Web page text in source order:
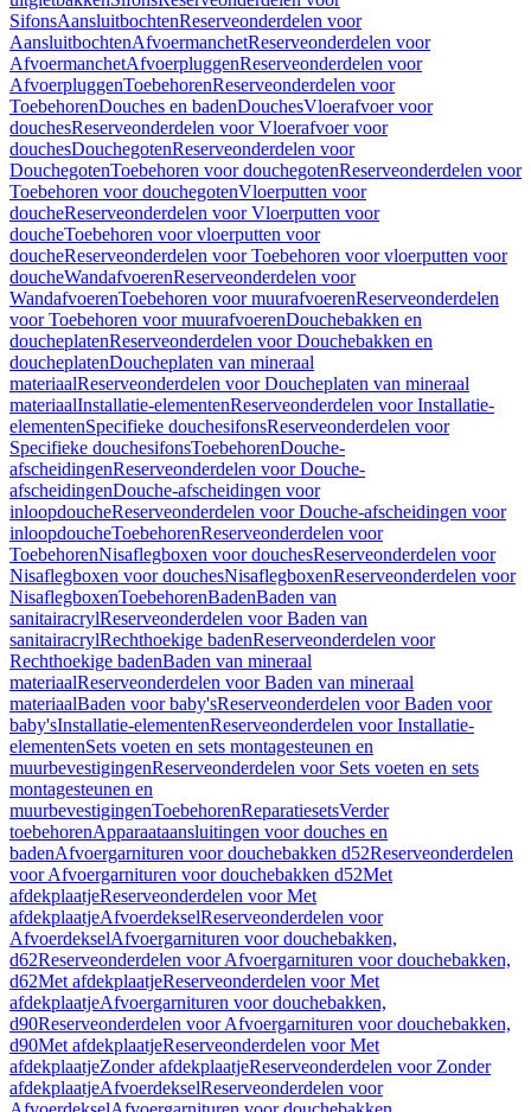
SifonsAansluitbochtenReserveonderdelen voor
AansluitbochtenAfvoermanchetReserveonderdelen voor
AfvoermanchetAfvoerpluggenReserveonderdelen voor
AfvoerpluggenToebehorenReserveonderdelen voor
ToebehorenDouches en badenDouchesVloerafvoer voor
douchesReserveonderdelen voor Vloerafvoer voor
douchesDouchegotenReserveonderdelen voor
DouchegotenToebehoren voor douchegotenReserveonderdelen voor
Toebehoren voor douchegotenVloerputten voor
doucheReserveonderdelen voor Vloerputten voor
doucheToebehoren voor vloerputten voor
doucheReserveonderdelen voor Toebehoren voor vloerputten voor
doucheWandafvoerenReserveonderdelen voor
WandafvoerenToebehoren voor muurafvoerenReserveonderdelen
voor Toebehoren voor muurafvoerenDouchebakken en
doucheplatenReserveonderdelen voor Douchebakken en
doucheplatenDoucheplaten van mineraal
materiaalReserveonderdelen voor Doucheplaten van mineraal
materiaalInstallatie-elementenReserveonderdelen voor Installatie-
elementenSpecifieke douchesifonsReserveonderdelen voor
Specifieke douchesifonsToebehorenDouche-
afscheidingenReserveonderdelen voor Douche-
afscheidingenDouche-afscheidingen voor
inloopdoucheReserveonderdelen voor Douche-afscheidingen voor
inloopdoucheToebehorenReserveonderdelen voor
ToebehorenNisaflegboxen voor douchesReserveonderdelen voor
Nisaflegboxen voor douchesNisaflegboxenReserveonderdelen voor
NisaflegboxenToebehorenBadenBaden van
sanitairacrylReserveonderdelen voor Baden van
sanitairacrylRechthoekige badenReserveonderdelen voor
Rechthoekige badenBaden van mineraal
materiaalReserveonderdelen voor Baden van mineraal
materiaalBaden voor baby'sReserveonderdelen voor Baden voor
baby'sInstallatie-elementenReserveonderdelen voor Installatie-
elementenSets voeten en sets montagesteunen en
muurbevestigingenReserveonderdelen voor Sets voeten en sets
montagesteunen en
muurbevestigingenToebehorenReparatiesetsVerder
toebehorenApparaataansluitingen voor douches en
badenAfvoergarnituren voor douchebakken d52Reserveonderdelen
voor Afvoergarnituren voor douchebakken d52Met
afdekplaatjeReserveonderdelen voor Met
afdekplaatjeAfvoerdekselReserveonderdelen voor
AfvoerdekselAfvoergarnituren voor douchebakken,
d62Reserveonderdelen voor Afvoergarnituren voor douchebakken,
d62Met afdekplaatjeReserveonderdelen voor Met
afdekplaatjeAfvoergarnituren voor douchebakken,
d90Reserveonderdelen voor Afvoergarnituren voor douchebakken,
d90Met afdekplaatjeReserveonderdelen voor Met
afdekplaatjeZonder afdekplaatjeReserveonderdelen voor Zonder
afdekplaatjeAfvoerdekselReserveonderdelen voor